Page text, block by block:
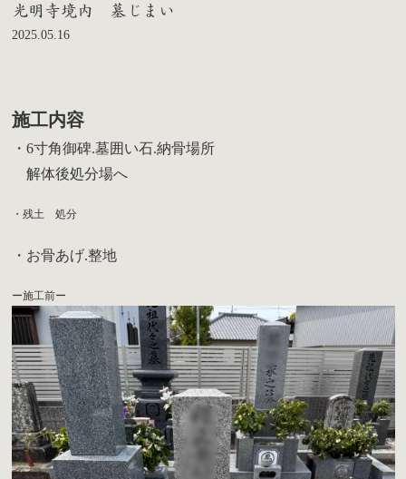
光明寺境内 墓じまい
2025.05.16
施工内容
・6寸角御碑.墓囲い石.納骨場所
解体後処分場へ
・残土 処分
・お骨あげ.整地
ー施工前ー